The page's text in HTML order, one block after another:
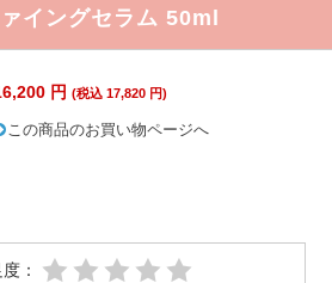
イングセラム 50ml
円 (税込 17,820 円)
この商品のお買い物ページへ
：